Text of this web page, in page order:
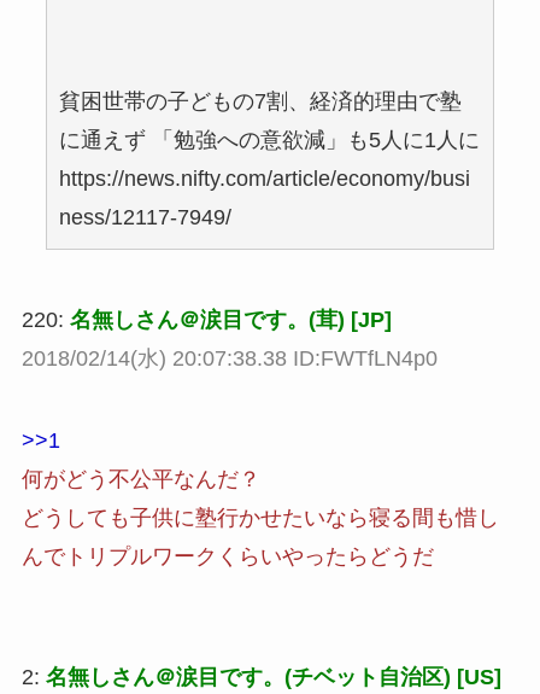
貧困世帯の子どもの7割、経済的理由で塾
に通えず 「勉強への意欲減」も5人に1人に
https://news.nifty.com/article/economy/busi
ness/12117-7949/
220: 名無しさん＠涙目です。(茸) [JP]
2018/02/14(水) 20:07:38.38 ID:FWTfLN4p0
>>1
何がどう不公平なんだ？
どうしても子供に塾行かせたいなら寝る間も惜し
んでトリプルワークくらいやったらどうだ
2: 名無しさん＠涙目です。(チベット自治区) [US]